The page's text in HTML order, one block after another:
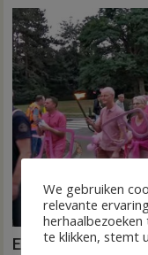
Erop uit in de
We gebruiken
relevante
te klikken, stemt